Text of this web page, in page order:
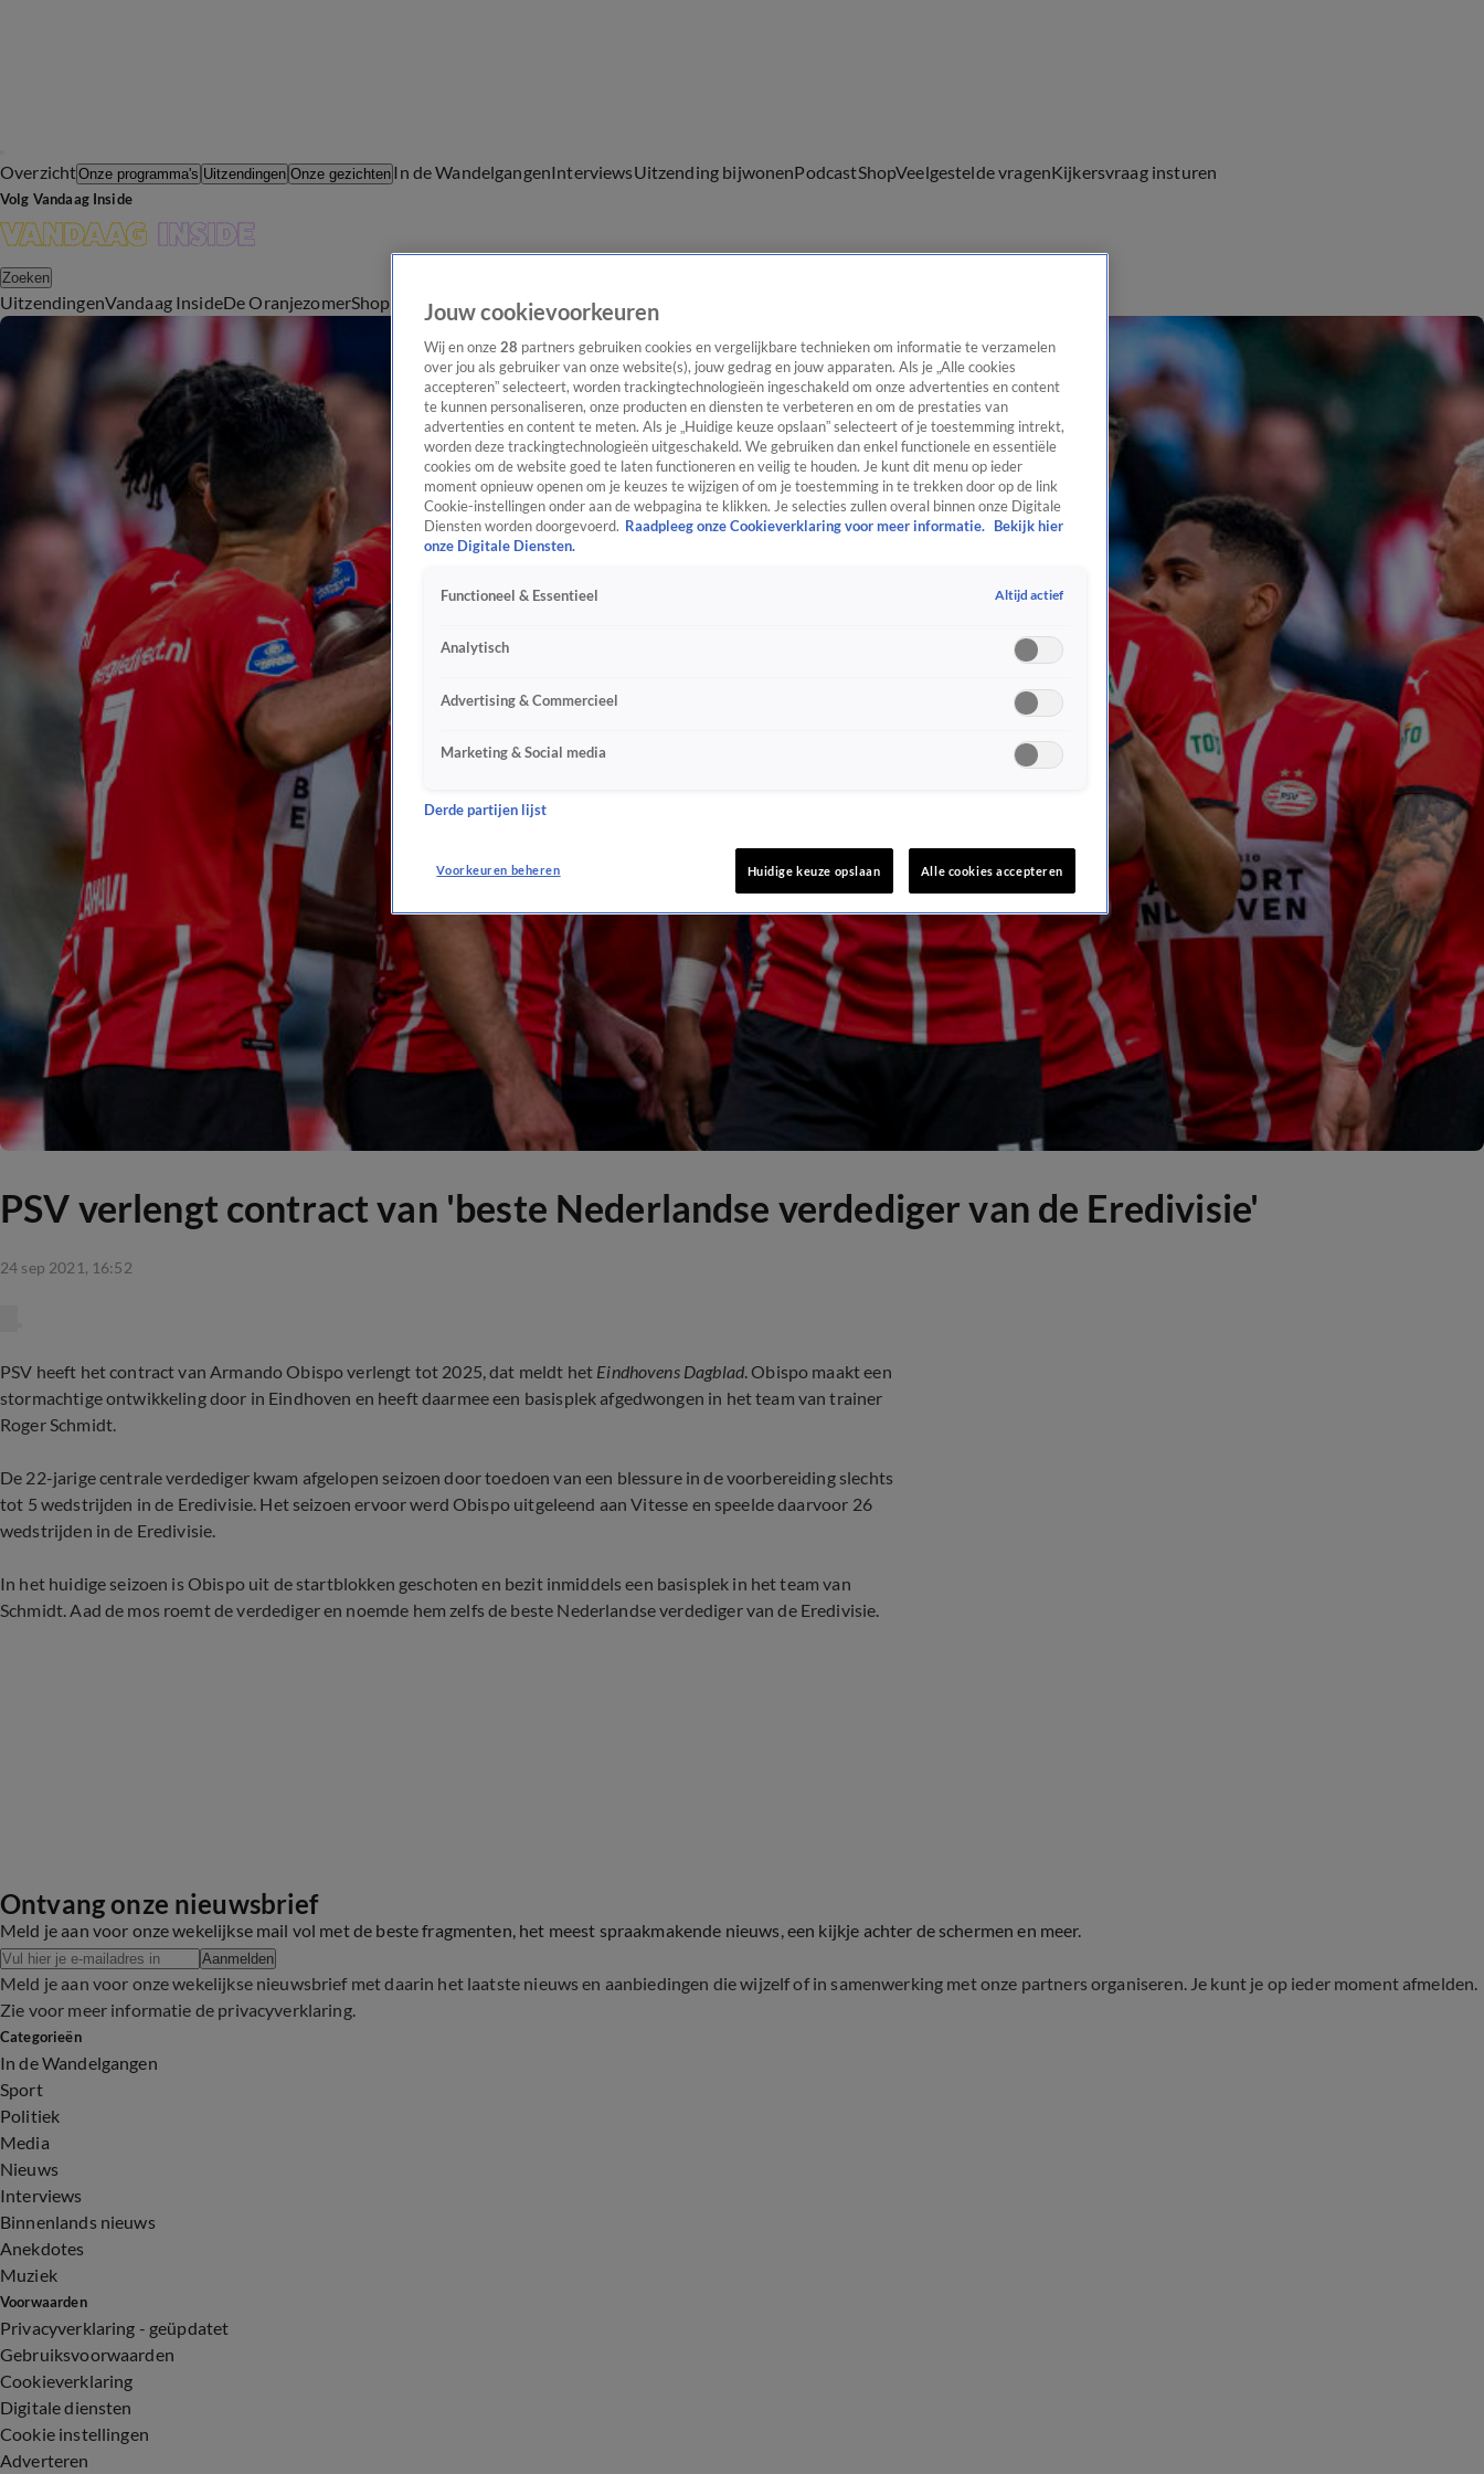
OverzichtOnze programma's Uitzendingen Onze gezichten In de WandelgangenInterviewsUitzending bijwonenPodcastShopVeelgestelde vragenKijkersvraag insturen
Volg Vandaag Inside
Zoeken
UitzendingenVandaag InsideDe OranjezomerShop Uitzending bijwonen
PSV verlengt contract van 'beste Nederlandse verdediger van de Eredivisie'
24 sep 2021, 16:52
PSV heeft het contract van Armando Obispo verlengt tot 2025, dat meldt het Eindhovens Dagblad. Obispo maakt een
stormachtige ontwikkeling door in Eindhoven en heeft daarmee een basisplek afgedwongen in het team van trainer
Roger Schmidt.
De 22-jarige centrale verdediger kwam afgelopen seizoen door toedoen van een blessure in de voorbereiding slechts
tot 5 wedstrijden in de Eredivisie. Het seizoen ervoor werd Obispo uitgeleend aan Vitesse en speelde daarvoor 26
wedstrijden in de Eredivisie.
In het huidige seizoen is Obispo uit de startblokken geschoten en bezit inmiddels een basisplek in het team van
Schmidt. Aad de mos roemt de verdediger en noemde hem zelfs de beste Nederlandse verdediger van de Eredivisie.
Ontvang onze nieuwsbrief
Meld je aan voor onze wekelijkse mail vol met de beste fragmenten, het meest spraakmakende nieuws, een kijkje achter de schermen en meer.
Aanmelden
Meld je aan voor onze wekelijkse nieuwsbrief met daarin het laatste nieuws en aanbiedingen die wijzelf of in samenwerking met onze partners organiseren. Je kunt je op ieder moment afmelden.
Zie voor meer informatie de privacyverklaring.
Categorieën
In de Wandelgangen
Sport
Politiek
Media
Nieuws
Interviews
Binnenlands nieuws
Anekdotes
Muziek
Voorwaarden
Privacyverklaring - geüpdatet
Gebruiksvoorwaarden
Cookieverklaring
Digitale diensten
Cookie instellingen
Adverteren
Jouw cookievoorkeuren
Wij en onze 28 partners gebruiken cookies en vergelijkbare technieken om informatie te verzamelen
over jou als gebruiker van onze website(s), jouw gedrag en jouw apparaten. Als je „Alle cookies
accepteren” selecteert, worden trackingtechnologieën ingeschakeld om onze advertenties en content
te kunnen personaliseren, onze producten en diensten te verbeteren en om de prestaties van
advertenties en content te meten. Als je „Huidige keuze opslaan” selecteert of je toestemming intrekt,
worden deze trackingtechnologieën uitgeschakeld. We gebruiken dan enkel functionele en essentiële
cookies om de website goed te laten functioneren en veilig te houden. Je kunt dit menu op ieder
moment opnieuw openen om je keuzes te wijzigen of om je toestemming in te trekken door op de link
Cookie-instellingen onder aan de webpagina te klikken. Je selecties zullen overal binnen onze Digitale
Diensten worden doorgevoerd. Raadpleeg onze Cookieverklaring voor meer informatie. Bekijk hier
onze Digitale Diensten.
Functioneel & Essentieel Altijd actief
Analytisch
Advertising & Commercieel
Marketing & Social media
Derde partijen lijst
Voorkeuren beheren Huidige keuze opslaan Alle cookies accepteren